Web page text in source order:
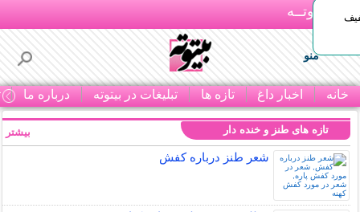
بـیتوتــه
منو
خانه اخبار داغ تازه ها تبلیغات در بیتوته درباره ما
50% تخفیف
تازه های طنز و خنده دار
شعر طنز درباره کفش
بیشتر